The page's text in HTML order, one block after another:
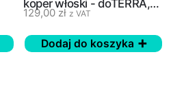
koper włoski - doTERRA,
15 ml
129,00 zł z VAT
Dodaj do koszyka